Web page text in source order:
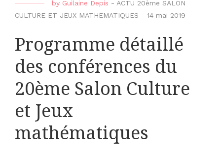
by Guilaine Depis - ACTU 20ème SALON
CULTURE ET JEUX MATHEMATIQUES - 14 mai 2019
Programme détaillé
des conférences du
20ème Salon Culture
et Jeux
mathématiques